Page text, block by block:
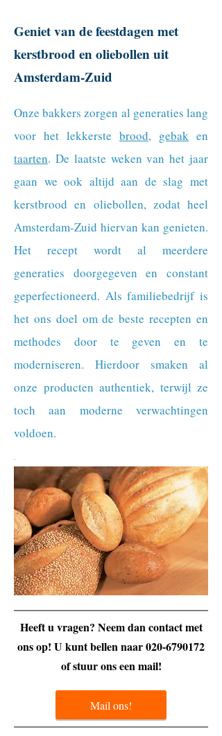
Geniet van de feestdagen met
kerstbrood en oliebollen uit
Amsterdam-Zuid
Onze bakkers zorgen al generaties lang
voor het lekkerste brood, gebak en
taarten. De laatste weken van het jaar
gaan we ook altijd aan de slag met
kerstbrood en oliebollen, zodat heel
Amsterdam-Zuid hiervan kan genieten.
Het recept wordt al meerdere
generaties doorgegeven en constant
geperfectioneerd. Als familiebedrijf is
het ons doel om de beste recepten en
methodes door te geven en te
moderniseren. Hierdoor smaken al
onze producten authentiek, terwijl ze
toch aan moderne verwachtingen
voldoen.
Heeft u vragen? Neem dan contact met
ons op! U kunt bellen naar020-6790172
of stuur ons een mail!
Mail ons!